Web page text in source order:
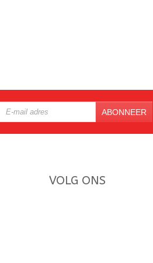
ABONNEER
VOLG ONS